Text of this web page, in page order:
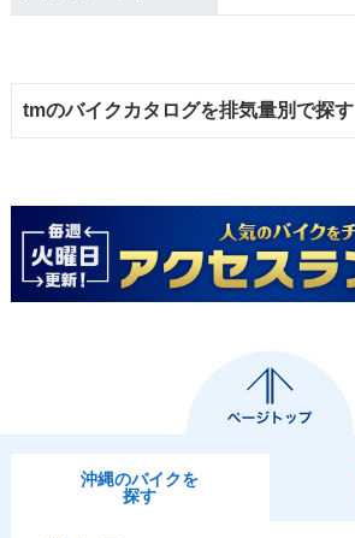
tmのバイクカタログを排気量別で探す
沖縄のバイクを
探す